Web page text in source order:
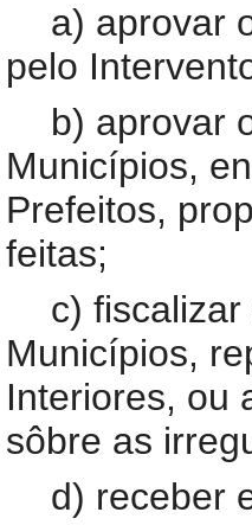
a) aprovar
pelo
b) aprovar
Municípios,
Prefeitos,
feitas;
c)
Municípios,
Interiores, ou
sôbre as
d) receber